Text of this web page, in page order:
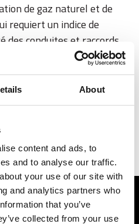
About
content and ads, to
and to analyse our traffic.
your use of our site with
and analytics partners who
that you’ve
collected from your use
de gaz naturel et de
requiert un indice de
des conduites et raccords
a créé une gamme
marquage spécial:
GAS, respectivement en
SERVICES